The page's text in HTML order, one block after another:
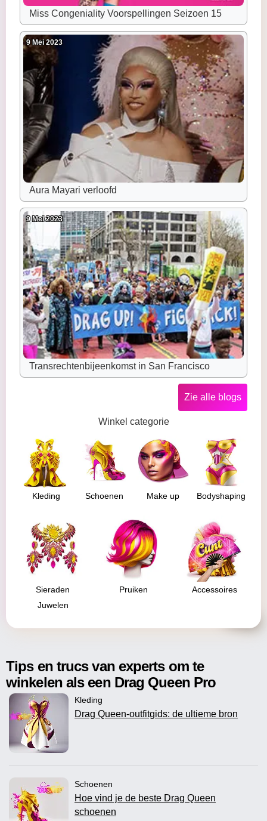
Miss Congeniality Voorspellingen Seizoen 15
9 Mei 2023
Aura Mayari verloofd
9 Mei 2023
Transrechtenbijeenkomst in San Francisco
Zie alle blogs
Winkel categorie
Kleding Schoenen Make up Bodyshaping
Sieraden
Juwelen
Pruiken Accessoires
Tips en trucs van experts om te
winkelen als een Drag Queen Pro
Kleding
Drag Queen-outfitgids: de ultieme bron
Schoenen
Hoe vind je de beste Drag Queen
schoenen